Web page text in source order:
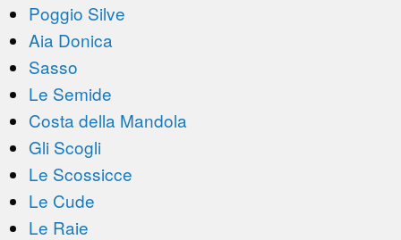
Poggio Silve
Aia Donica
Sasso
Le Semide
Costa della Mandola
Gli Scogli
Le Scossicce
Le Cude
Le Raie